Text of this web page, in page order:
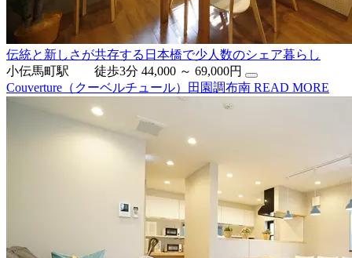
伝統と新しさが共存する日本橋で少人数のシェア暮らし
小伝馬町駅 徒歩3分 44,000 ～ 69,000円
Couverture（クーベルチュール）田園調布南 READ MORE